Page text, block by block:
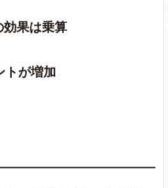
効果は乗算
トが増加